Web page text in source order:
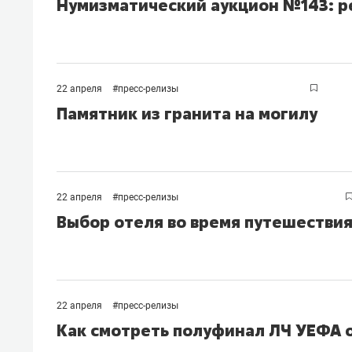
Нумизматический аукцион №143:
22 апреля #пресс-релизы
Памятник из гранита на могилу
22 апреля #пресс-релизы
Выбор отеля во время путешествия
22 апреля #пресс-релизы
Как смотреть полуфинал ЛЧ УЕФА
свою